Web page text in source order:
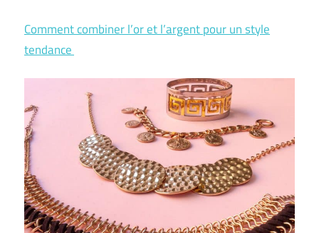
Comment combiner l’or et l’argent pour un style
tendance